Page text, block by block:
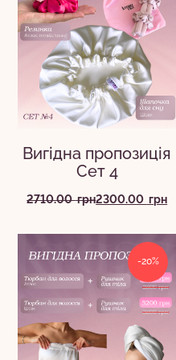
Вигідна пропозиція
Сет 4
2710.00грнОригінальна
2710.00
грн.
2300.00 грн
Поточна
2300.00
грн.
-20%